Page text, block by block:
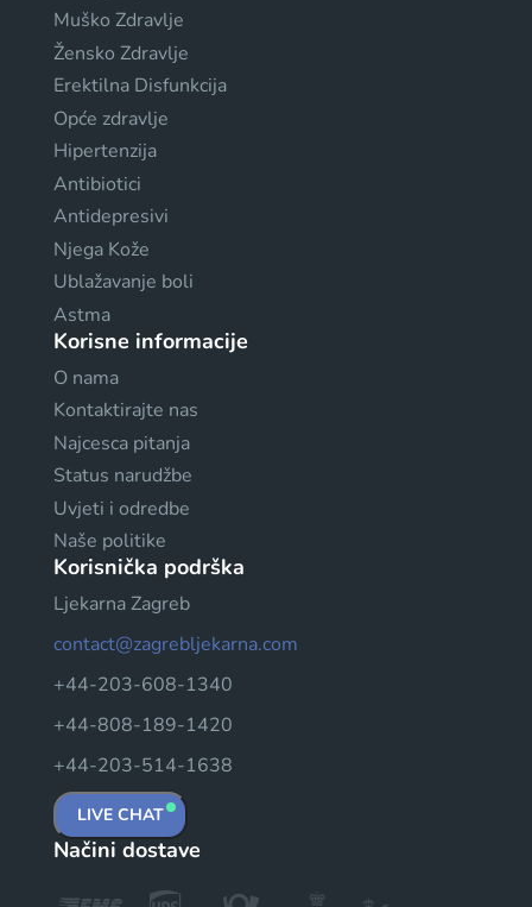
Muško Zdravlje
Žensko Zdravlje
Erektilna Disfunkcija
Opće zdravlje
Hipertenzija
Antibiotici
Antidepresivi
Njega Kože
Ublažavanje boli
Astma
Korisne informacije
O nama
Kontaktirajte nas
Najcesca pitanja
Status narudžbe
Uvjeti i odredbe
Naše politike
Korisnička podrška
Ljekarna Zagreb
contact@zagrebljekarna.com
+44-203-608-1340
+44-808-189-1420
+44-203-514-1638
LIVE CHAT
Načini dostave